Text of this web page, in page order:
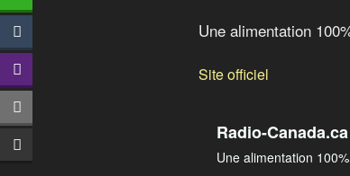
Une alimentation
Site officiel
Radio-Canada.ca
Une alimentation